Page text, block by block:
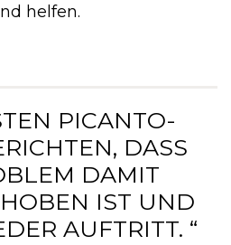
helfen.
PICANTO-
DASS
DAMIT
IST UND
AUFTRITT. “